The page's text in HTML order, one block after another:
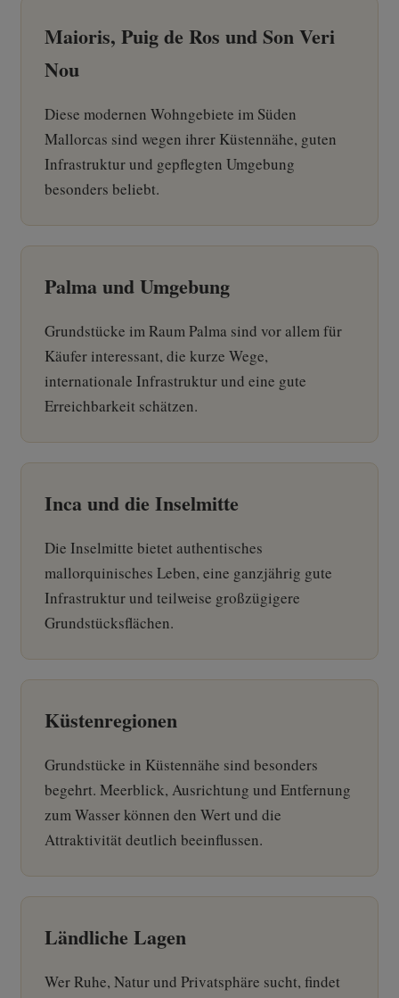
Maioris, Puig de Ros und Son Veri
Nou
Diese modernen Wohngebiete im Süden
Mallorcas sind wegen ihrer Küstennähe, guten
Infrastruktur und gepflegten Umgebung
besonders beliebt.
Palma und Umgebung
Grundstücke im Raum Palma sind vor allem für
Käufer interessant, die kurze Wege,
internationale Infrastruktur und eine gute
Erreichbarkeit schätzen.
Inca und die Inselmitte
Die Inselmitte bietet authentisches
mallorquinisches Leben, eine ganzjährig gute
Infrastruktur und teilweise großzügigere
Grundstücksflächen.
Küstenregionen
Grundstücke in Küstennähe sind besonders
begehrt. Meerblick, Ausrichtung und Entfernung
zum Wasser können den Wert und die
Attraktivität deutlich beeinflussen.
Ländliche Lagen
Wer Ruhe, Natur und Privatsphäre sucht, findet